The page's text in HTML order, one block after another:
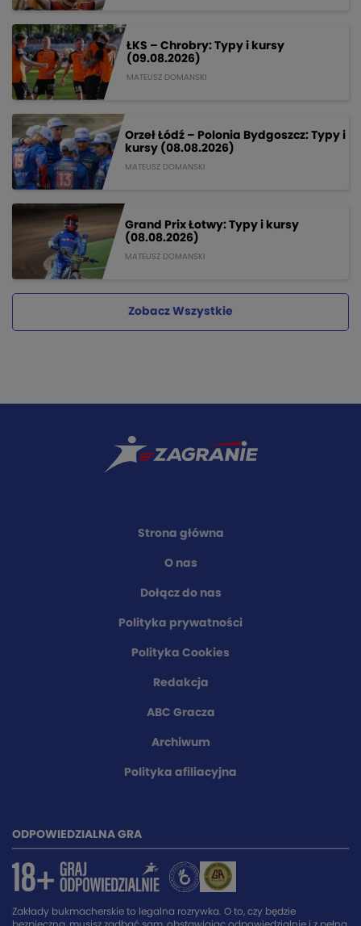
ŁKS – Chrobry: Typy i kursy
(09.08.2026)
MATEUSZ DOMANSKI
Orzeł Łódź – Polonia Bydgoszcz: Typy i
kursy (08.08.2026)
MATEUSZ DOMANSKI
Grand Prix Łotwy: Typy i kursy
(08.08.2026)
MATEUSZ DOMANSKI
Zobacz Wszystkie
Strona główna
O nas
Dołącz do nas
Polityka prywatności
Polityka Cookies
Redakcja
ABC Gracza
Archiwum
Polityka afiliacyjna
ODPOWIEDZIALNA GRA
Zakłady bukmacherskie to legalna rozrywka. O to, czy będzie